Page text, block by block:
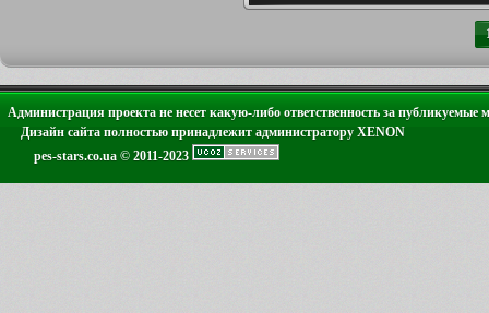
Администрация проекта не несет какую-либо ответственность за публикуемые
Дизайн сайта полностью принадлежит администратору XENON
pes-stars.co.ua © 2011-2023